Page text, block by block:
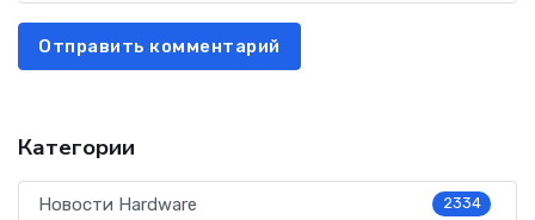
Отправить комментарий
Категории
Новости Hardware 2334